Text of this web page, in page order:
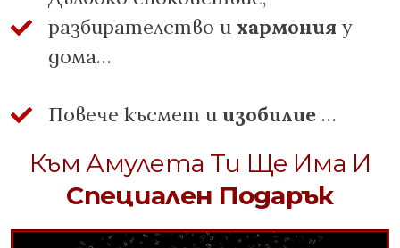
разбирателство и хармония у
дома…
Повече късмет и изобилие …
Към Амулета Ти Ще Има И
Специален Подарък